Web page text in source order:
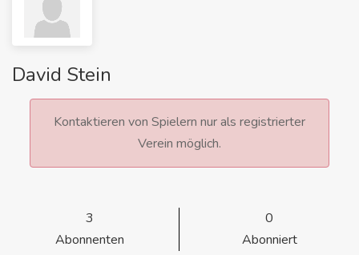
David Stein
Kontaktieren von Spielern nur als registrierter
Verein möglich.
3
Abonnenten
0
Abonniert